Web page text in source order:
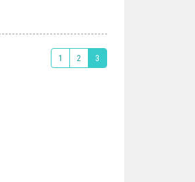
1 2 3